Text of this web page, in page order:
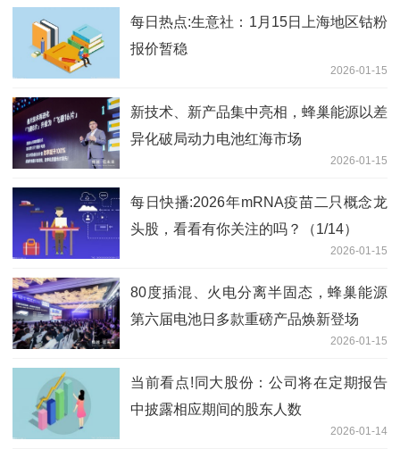
每日热点:生意社：1月15日上海地区钴粉
报价暂稳
2026-01-15
新技术、新产品集中亮相，蜂巢能源以差
异化破局动力电池红海市场
2026-01-15
每日快播:2026年mRNA疫苗二只概念龙
头股，看看有你关注的吗？（1/14）
2026-01-15
80度插混、火电分离半固态，蜂巢能源
第六届电池日多款重磅产品焕新登场
2026-01-15
当前看点!同大股份：公司将在定期报告
中披露相应期间的股东人数
2026-01-14